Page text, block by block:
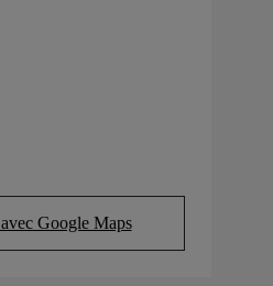
Google Maps
in new tab)